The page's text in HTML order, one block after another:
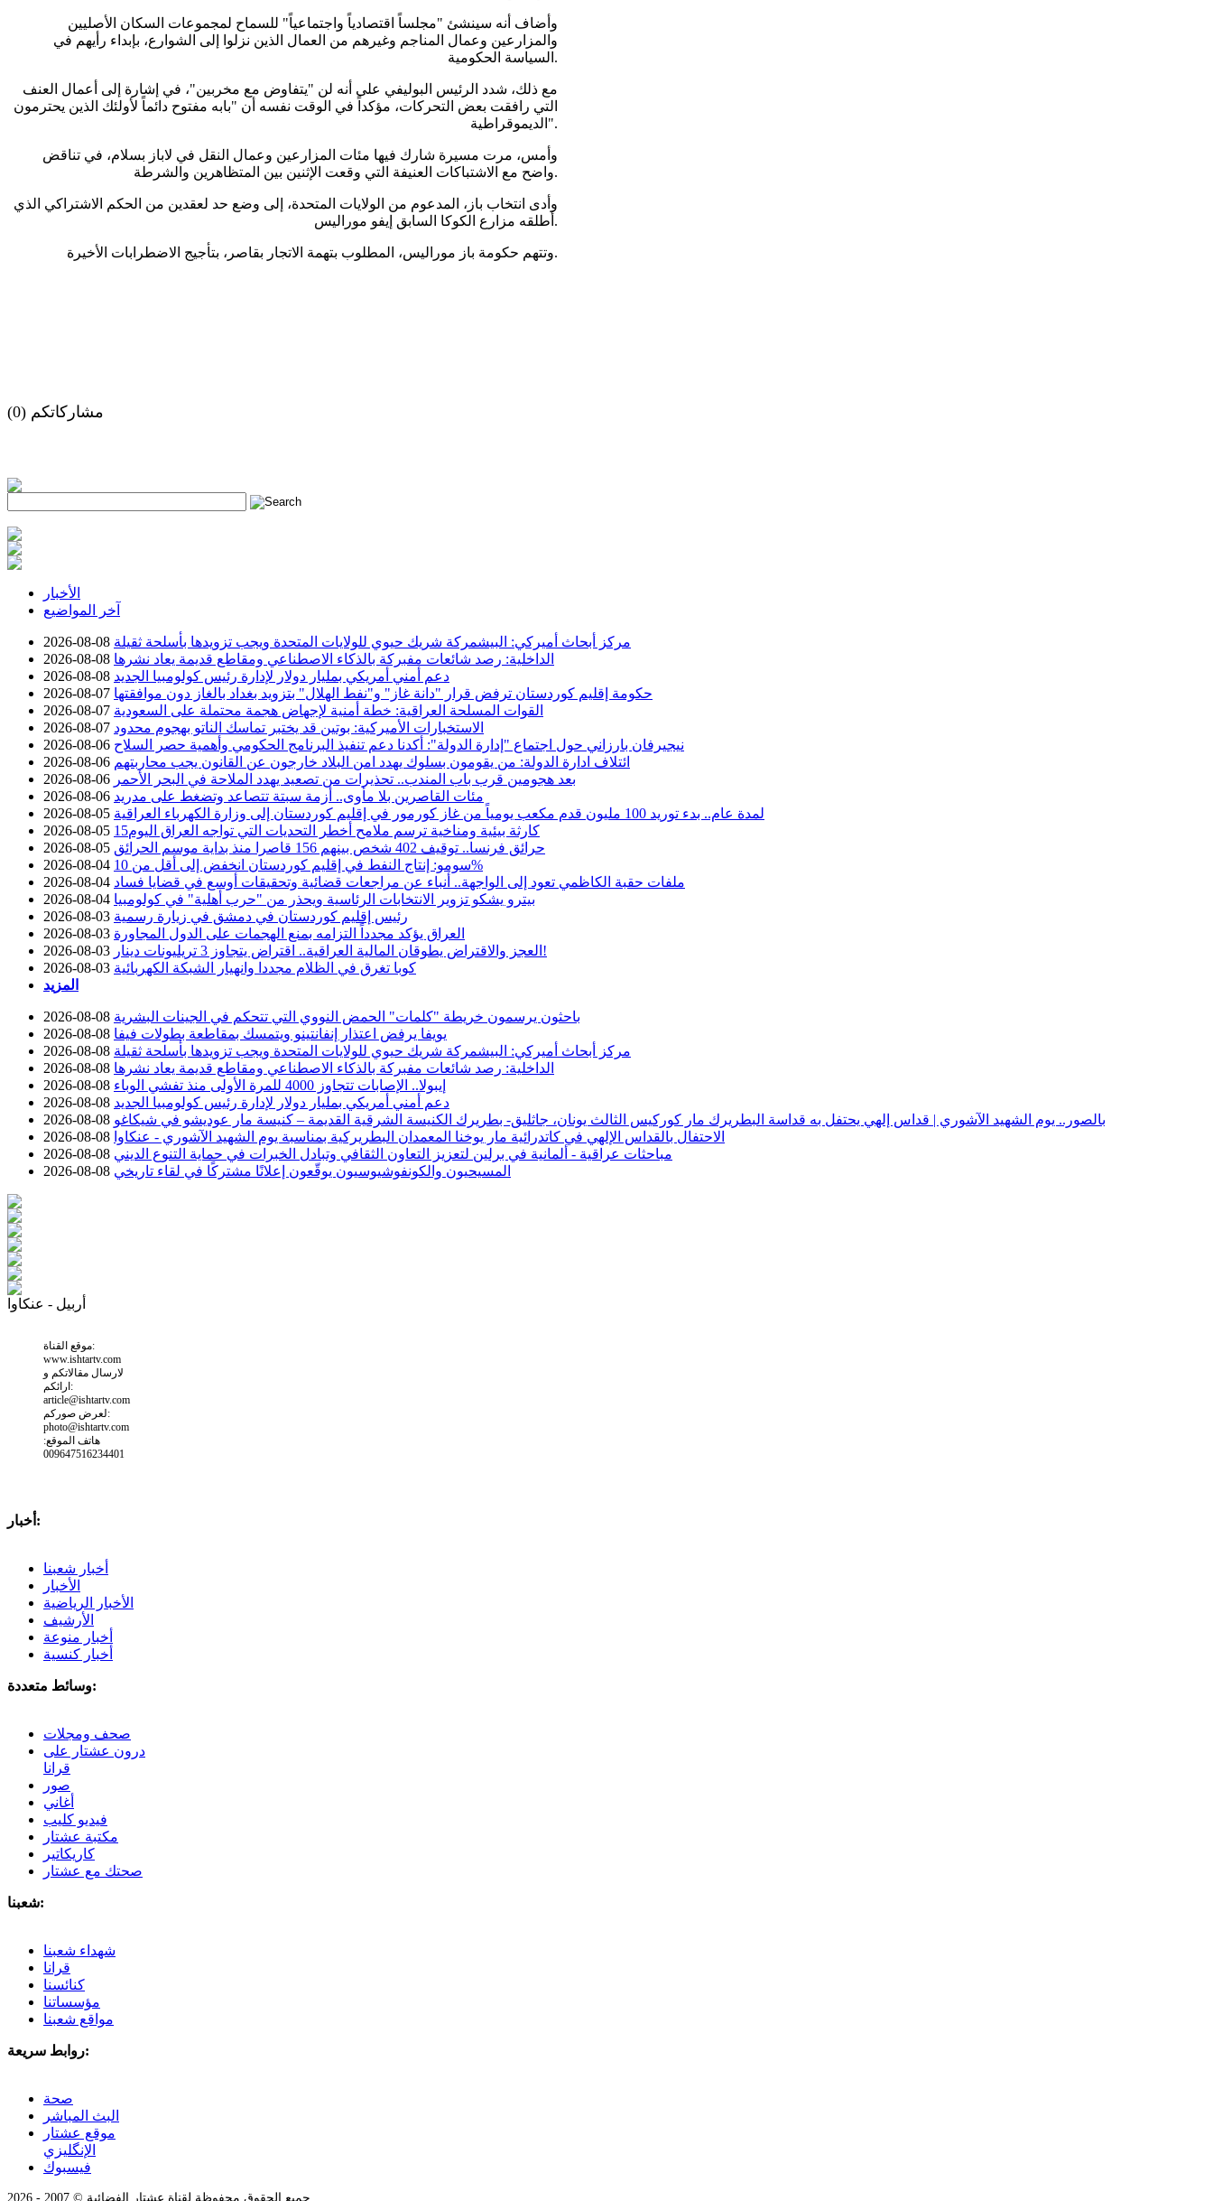
وأضاف أنه سينشئ "مجلساً اقتصادياً واجتماعياً" للسماح لمجموعات السكان الأصليين
والمزارعين وعمال المناجم وغيرهم من العمال الذين نزلوا إلى الشوارع، بإبداء رأيهم في
السياسة الحكومية.
مع ذلك، شدد الرئيس البوليفي على أنه لن "يتفاوض مع مخربين"، في إشارة إلى أعمال العنف
التي رافقت بعض التحركات، مؤكداً في الوقت نفسه أن "بابه مفتوح دائماً لأولئك الذين يحترمون
الديموقراطية".
وأمس، مرت مسيرة شارك فيها مئات المزارعين وعمال النقل في لاباز بسلام، في تناقض
واضح مع الاشتباكات العنيفة التي وقعت الإثنين بين المتظاهرين والشرطة.
وأدى انتخاب باز، المدعوم من الولايات المتحدة، إلى وضع حد لعقدين من الحكم الاشتراكي الذي
أطلقه مزارع الكوكا السابق إيفو موراليس.
وتتهم حكومة باز موراليس، المطلوب بتهمة الاتجار بقاصر، بتأجيج الاضطرابات الأخيرة.
مشاركاتكم (0)
h
الأخبار
آخر المواضيع
2026-08-08 مركز أبحاث أميركي: البيشمركة شريك حيوي للولايات المتحدة ويجب تزويدها بأسلحة ثقيلة
2026-08-08 الداخلية: رصد شائعات مفبركة بالذكاء الاصطناعي ومقاطع قديمة يعاد نشرها
2026-08-08 دعم أمني أمريكي بمليار دولار لإدارة رئيس كولومبيا الجديد
2026-08-07 حكومة إقليم كوردستان ترفض قرار "دانة غاز" و"نفط الهلال" بتزويد بغداد بالغاز دون موافقتها
2026-08-07 القوات المسلحة العراقية: خطة أمنية لإجهاض هجمة محتملة على السعودية
2026-08-07 الاستخبارات الأميركية: بوتين قد يختبر تماسك الناتو بهجوم محدود
2026-08-06 نيجيرفان بارزاني حول اجتماع "إدارة الدولة": أكدنا دعم تنفيذ البرنامج الحكومي وأهمية حصر السلاح
2026-08-06 ائتلاف ادارة الدولة: من يقومون بسلوك يهدد امن البلاد خارجون عن القانون يجب محاربتهم
2026-08-06 بعد هجومين قرب باب المندب.. تحذيرات من تصعيد يهدد الملاحة في البحر الأحمر
2026-08-06 مئات القاصرين بلا مأوى.. أزمة سبتة تتصاعد وتضغط على مدريد
2026-08-05
لمدة عام.. بدء توريد 100 مليون قدم مكعب يومياً من غاز كورمور في إقليم كوردستان إلى وزارة الكهرباء العراقية
2026-08-05
15كارثة بيئية ومناخية ترسم ملامح أخطر التحديات التي تواجه العراق اليوم
2026-08-05
حرائق فرنسا.. توقيف 402 شخص بينهم 156 قاصرا منذ بداية موسم الحرائق
2026-08-04
سومو: إنتاج النفط في إقليم كوردستان انخفض إلى أقل من 10%
2026-08-04 ملفات حقبة الكاظمي تعود إلى الواجهة.. أنباء عن مراجعات قضائية وتحقيقات أوسع في قضايا فساد
2026-08-04 بيترو يشكو تزوير الانتخابات الرئاسية ويحذر من "حرب أهلية" في كولومبيا
2026-08-03 رئيس إقليم كوردستان في دمشق في زيارة رسمية
2026-08-03 العراق يؤكد مجدداً التزامه بمنع الهجمات على الدول المجاورة
2026-08-03
العجز والاقتراض يطوقان المالية العراقية.. اقتراض يتجاوز 3 تريليونات دينار!
2026-08-03 كوبا تغرق في الظلام مجددا وانهيار الشبكة الكهربائية
المزيد
2026-08-08 باحثون يرسمون خريطة "كلمات" الحمض النووي التي تتحكم في الجينات البشرية
2026-08-08 يويفا يرفض اعتذار إنفانتينو ويتمسك بمقاطعة بطولات فيفا
2026-08-08 مركز أبحاث أميركي: البيشمركة شريك حيوي للولايات المتحدة ويجب تزويدها بأسلحة ثقيلة
2026-08-08 الداخلية: رصد شائعات مفبركة بالذكاء الاصطناعي ومقاطع قديمة يعاد نشرها
2026-08-08
إيبولا.. الإصابات تتجاوز 4000 للمرة الأولى منذ تفشي الوباء
2026-08-08 دعم أمني أمريكي بمليار دولار لإدارة رئيس كولومبيا الجديد
2026-08-08 بالصور.. يوم الشهيد الآشوري | قداس إلهي يحتفل به قداسة البطريرك مار كوركيس الثالث يونان، جاثليق- بطريرك الكنيسة الشرقية القديمة – كنيسة مار عوديشو في شيكاغو
2026-08-08 الاحتفال بالقداس الإلهي في كاتدرائية مار يوخنا المعمدان البطريركية بمناسبة يوم الشهيد الآشوري - عنكاوا
2026-08-08 مباحثات عراقية - ألمانية في برلين لتعزيز التعاون الثقافي وتبادل الخبرات في حماية التنوع الديني
2026-08-08 المسيحيون والكونفوشيوسيون يوقّعون إعلانًا مشتركًا في لقاء تاريخي
أربيل - عنكاوا
موقع القناة:
www.ishtartv.com
لارسال مقالاتكم و
ارائكم:
article@ishtartv.com
لعرض صوركم:
photo@ishtartv.com
هاتف الموقع:
009647516234401
أخبار:
أخبار شعبنا
الأخبار
الأخبار الرياضية
الأرشيف
أخبار منوعة
أخبار كنسية
وسائط متعددة:
صحف ومجلات
درون عشتار على
قرانا
صور
أغاني
فيديو كليب
مكتبة عشتار
كاريكاتير
صحتك مع عشتار
شعبنا:
شهداء شعبنا
قرانا
كنائسنا
مؤسساتنا
مواقع شعبنا
روابط سريعة:
صحة
البث المباشر
موقع عشتار
الإنگليزي
فيسبوك
جميع الحقوق محفوظة لقناة عشتار الفضائية © 2007 - 2026